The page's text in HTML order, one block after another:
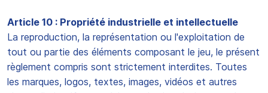
Article 10 : Propriété industrielle et intellectuelle
La reproduction, la représentation ou l'exploitation de
tout ou partie des éléments composant le jeu, le présent
règlement compris sont strictement interdites. Toutes
les marques, logos, textes, images, vidéos et autres